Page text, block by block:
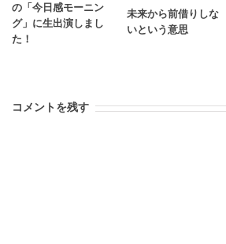
の「今日感モーニン
グ」に生出演しまし
た！
未来から前借りしな
いという意思
コメントを残す